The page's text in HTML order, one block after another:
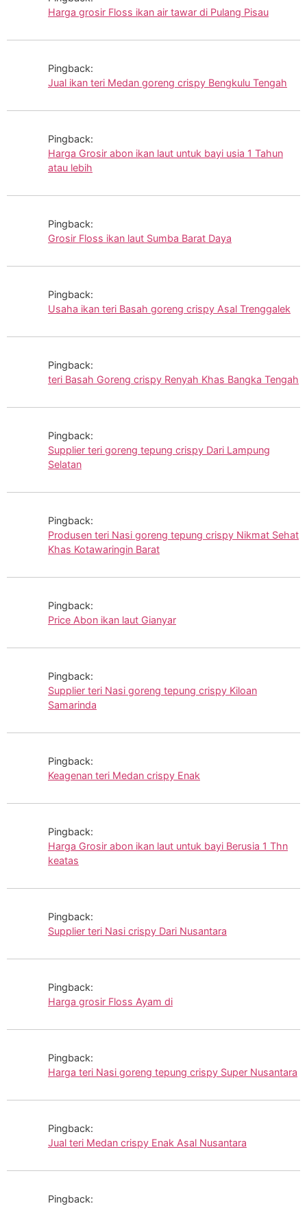
Harga grosir Floss ikan air tawar di Pulang Pisau
Pingback:
Jual ikan teri Medan goreng crispy Bengkulu Tengah
Pingback:
Harga Grosir abon ikan laut untuk bayi usia 1 Tahun
atau lebih
Pingback:
Grosir Floss ikan laut Sumba Barat Daya
Pingback:
Usaha ikan teri Basah goreng crispy Asal Trenggalek
Pingback:
teri Basah Goreng crispy Renyah Khas Bangka Tengah
Pingback:
Supplier teri goreng tepung crispy Dari Lampung
Selatan
Pingback:
Produsen teri Nasi goreng tepung crispy Nikmat Sehat
Khas Kotawaringin Barat
Pingback:
Price Abon ikan laut Gianyar
Pingback:
Supplier teri Nasi goreng tepung crispy Kiloan
Samarinda
Pingback:
Keagenan teri Medan crispy Enak
Pingback:
Harga Grosir abon ikan laut untuk bayi Berusia 1 Thn
keatas
Pingback:
Supplier teri Nasi crispy Dari Nusantara
Pingback:
Harga grosir Floss Ayam di
Pingback:
Harga teri Nasi goreng tepung crispy Super Nusantara
Pingback:
Jual teri Medan crispy Enak Asal Nusantara
Pingback: